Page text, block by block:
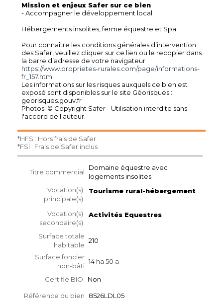
Mission et enjeux Safer sur ce bien
- Accompagner le développement local
Hébergements insolites, ferme équestre et Spa
Pour connaître les conditions générales d’intervention
des Safer, veuillez cliquer sur ce lien ou le recopier dans
la barre d’adresse de votre navigateur
https://www.proprietes-rurales.com/page/informations-
fr_157.htm
Les informations sur les risques auxquels ce bien est
exposé sont disponibles sur le site Géorisques :
georisques.gouv.fr
Photos: © Copyright Safer - Utilisation interdite sans
l'accord de l'auteur.
*HFS : Hors frais de Safer
*FSI : Frais de Safer inclus
Titre commercial
Domaine équestre avec
logements insolites
Vocation(s)
principale(s)
Tourisme rural-hébergement
Vocation(s)
secondaire(s)
Activités Equestres
Surface totale
habitable
210
Surface foncier
non-bâti
14 ha 50 a
Certifié BIO Non
Référence du bien 8526LDL05